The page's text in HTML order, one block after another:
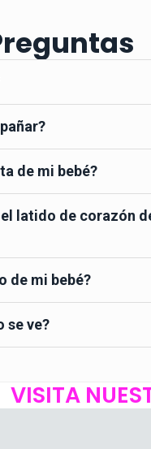
de mi bebé?
latido de corazón
de mi bebé?
se ve?
VISITA